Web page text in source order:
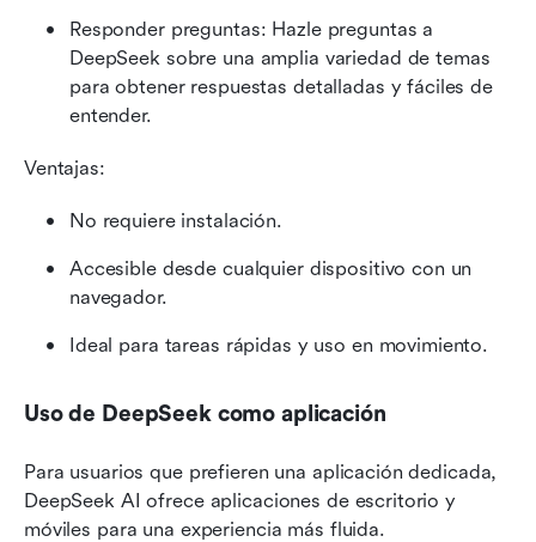
Responder preguntas: Hazle preguntas a
DeepSeek sobre una amplia variedad de temas
para obtener respuestas detalladas y fáciles de
entender.
Ventajas:
No requiere instalación.
Accesible desde cualquier dispositivo con un
navegador.
Ideal para tareas rápidas y uso en movimiento.
Uso de DeepSeek como aplicación
Para usuarios que prefieren una aplicación dedicada,
DeepSeek AI ofrece aplicaciones de escritorio y
móviles para una experiencia más fluida.